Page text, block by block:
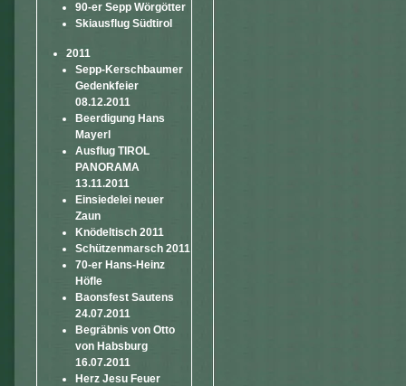
90-er Sepp Wörgötter
Skiausflug Südtirol
2011
Sepp-Kerschbaumer
Gedenkfeier
08.12.2011
Beerdigung Hans
Mayerl
Ausflug TIROL
PANORAMA
13.11.2011
Einsiedelei neuer
Zaun
Knödeltisch 2011
Schützenmarsch 2011
70-er Hans-Heinz
Höfle
Baonsfest Sautens
24.07.2011
Begräbnis von Otto
von Habsburg
16.07.2011
Herz Jesu Feuer